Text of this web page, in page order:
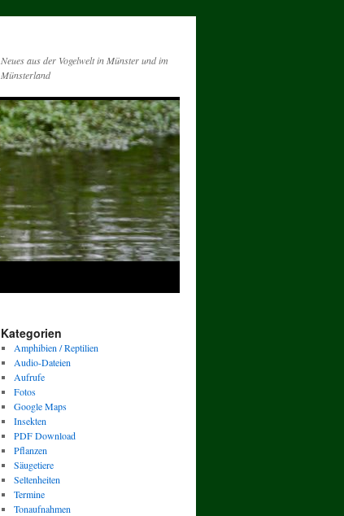
Neues aus der Vogelwelt in Münster und im
Münsterland
Kategorien
Amphibien / Reptilien
Audio-Dateien
Aufrufe
Fotos
Google Maps
Insekten
PDF Download
Pflanzen
Säugetiere
Seltenheiten
Termine
Tonaufnahmen